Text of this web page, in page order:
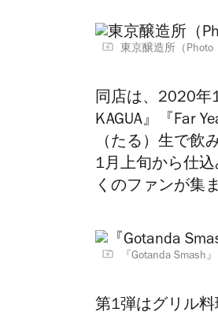
東京醸造所（Photo
同店は、2020年
KAGUA』『Far
（たる）生で飲
1月上旬から仕
くのファンが集
『Gotanda Smash
第1弾はグリル